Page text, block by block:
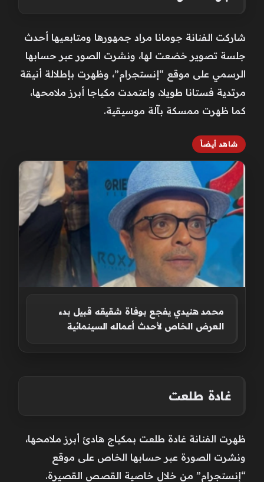
شاركت الفنانة جومانا مراد جمهورها ومتابعيها أحدث
جلسة تصوير خضعت لها، ونشرت الصور عبر حسابها
الرسمي على موقع “إنستجرام”، وظهرت بإطلالة أنيقة
مرتدية فستانا طويلا، واعتمدت مكياجا أبرز ملامحها،
كما ظهرت ممسكة بآلة موسيقية.
شاهد أيضاً
محمد هنيدي يفجع بوفاة شقيقه قبيل بدء
العرض الخاص لأحدث أعماله السينمائية
غادة طلعت
ظهرت الفنانة غادة طلعت بمكياج هادئ أبرز ملامحها،
ونشرت الصورة عبر حسابها الخاص على موقع
“إنستجرام” من خلال خاصية القصص القصيرة.